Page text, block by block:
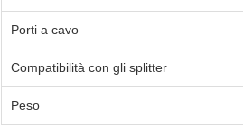
Porti a cavo
Compatibilità con gli splitter
Peso